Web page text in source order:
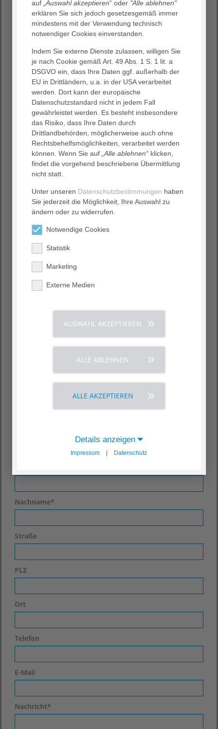
AGAPLESION HAUS KURPFALZ
Kurpfalzstraße 51, 69168
Wiesloch
T (06222) 307 24 - 0, F (06222) 307
24 - 105
info.hkw @agaplesion.de
Sprechzeiten
Montag bis Freitag 8.30–12.30
Uhr
und nach Vereinbarung
Karte Anfahrt
Baiertaler Straße 60, 69168
T (06222) 934 - 100, F (06222) 934 -
info.hsw@agaplesion.de
Sprechzeiten
Kontaktformular
Nachname*
Straße
PLZ
Ort
Telefon
E-Mail
Nachricht*
auf „Auswahl akzeptieren“ oder "Alle ablehnen"
erklären Sie sich jedoch gesetzesgemäß immer
mindestens mit der Verwendung technisch
notwendiger Cookies einverstanden.
Indem Sie externe Dienste zulassen, willigen Sie
je nach Cookie gemäß Art. 49 Abs. 1 S. 1 lit. a
DSGVO ein, dass Ihre Daten ggf. außerhalb der
EU in Drittländern, u.a. in der USA verarbeitet
werden. Dort kann der europäische
Datenschutzstandard nicht in jedem Fall
gewährleistet werden. Es besteht insbesondere
das Risiko, dass Ihre Daten durch
Drittlandbehörden, möglicherweise auch ohne
Rechtsbehelfsmöglichkeiten, verarbeitet werden
können. Wenn Sie auf „Alle ablehnen“ klicken,
findet die vorgehend beschriebene Übermittlung
nicht statt.
Unter unseren Datenschutzbestimmungen haben
Sie jederzeit die Möglichkeit, Ihre Auswahl zu
ändern oder zu widerrufen.
Notwendige Cookies
Statistik
Marketing
Externe Medien
AUSWAHL AKZEPTIEREN
ALLE ABLEHNEN
ALLE AKZEPTIEREN
Details anzeigen
Impressum | Datenschutz